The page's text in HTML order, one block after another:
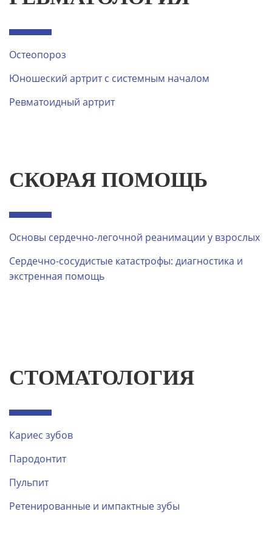
Остеопороз
Юношеский артрит с системным началом
Ревматоидный артрит
СКОРАЯ ПОМОЩЬ
Основы сердечно-легочной реанимации у взрослых
Сердечно-сосудистые катастрофы: диагностика и
экстренная помощь
СТОМАТОЛОГИЯ
Кариес зубов
Пародонтит
Пульпит
Ретенированные и импактные зубы